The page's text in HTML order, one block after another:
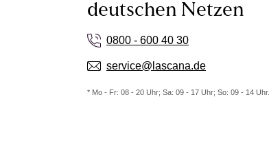
deutschen Netzen
0800 - 600 40 30
service@lascana.de
* Mo - Fr: 08 - 20 Uhr; Sa: 09 - 17 Uhr; So: 09 - 14 Uhr.